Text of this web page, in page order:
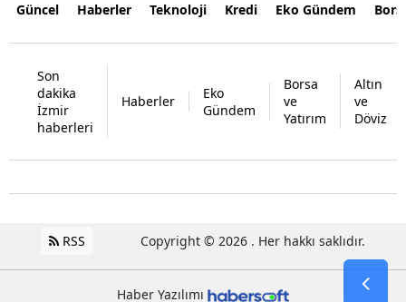
Güncel Haberler Teknoloji Kredi Eko Gündem
Son
dakika
İzmir
haberleri
Haberler
Eko
Gündem
Borsa
ve
Yatırım
Altın
ve
Döviz
RSS Copyright © 2026 . Her hakkı saklıdır.
Haber Yazılımı